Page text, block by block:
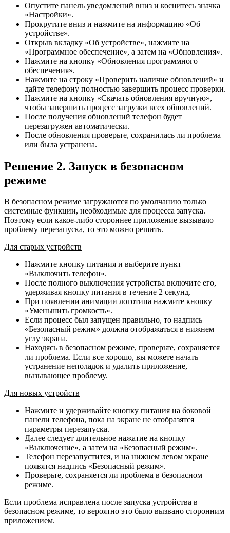
Опустите панель уведомлений вниз и коснитесь значка
«Настройки».
Прокрутите вниз и нажмите на информацию «Об
устройстве».
Открыв вкладку «Об устройстве», нажмите на
«Программное обеспечение», а затем на «Обновления».
Нажмите на кнопку «Обновления программного
обеспечения».
Нажмите на строку «Проверить наличие обновлений» и
дайте телефону полностью завершить процесс проверки.
Нажмите на кнопку «Скачать обновления вручную»,
чтобы завершить процесс загрузки всех обновлений.
После получения обновлений телефон будет
перезагружен автоматически.
После обновления проверьте, сохранилась ли проблема
или была устранена.
Решение 2. Запуск в безопасном
режиме
В безопасном режиме загружаются по умолчанию только
системные функции, необходимые для процесса запуска.
Поэтому если какое-либо стороннее приложение вызывало
проблему перезапуска, то это можно решить.
Для старых устройств
Нажмите кнопку питания и выберите пункт
«Выключить телефон».
После полного выключения устройства включите его,
удерживая кнопку питания в течение 2 секунд.
При появлении анимации логотипа нажмите кнопку
«Уменьшить громкость».
Если процесс был запущен правильно, то надпись
«Безопасный режим» должна отображаться в нижнем
углу экрана.
Находясь в безопасном режиме, проверьте, сохраняется
ли проблема. Если все хорошо, вы можете начать
устранение неполадок и удалить приложение,
вызывающее проблему.
Для новых устройств
Нажмите и удерживайте кнопку питания на боковой
панели телефона, пока на экране не отобразятся
параметры перезапуска.
Далее следует длительное нажатие на кнопку
«Выключение», а затем на «Безопасный режим».
Телефон перезапустится, и на нижнем левом экране
появятся надпись «Безопасный режим».
Проверьте, сохраняется ли проблема в безопасном
режиме.
Если проблема исправлена после запуска устройства в
безопасном режиме, то вероятно это было вызвано сторонним
приложением.